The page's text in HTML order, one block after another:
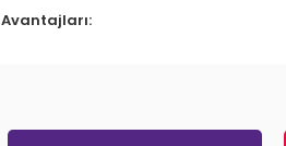
Avantajları:
Çiş pedini sabitleyen kenar çerçevesi